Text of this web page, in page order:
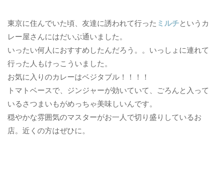
東京に住んでいた頃、友達に誘われて行った ミルチというカ
レー屋さんにはだいぶ通いました。
いったい何人におすすめしたんだろう。。いっしょに連れて
行った人もけっこういました。
お気に入りのカレーはベジタブル！！！！
トマトベースで、ジンジャーが効いていて、ごろんと入って
いるさつまいもがめっちゃ美味しいんです。
穏やかな雰囲気のマスターがお一人で切り盛りしているお
店。近くの方はぜひに。